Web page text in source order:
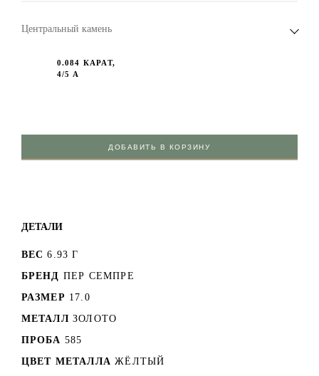
Центральный камень
0.084 КАРАТ,
4/5 А
ДОБАВИТЬ В КОРЗИНУ
ДЕТАЛИ
ВЕС 6.93 Г
БРЕНД ПЕР СЕМПРЕ
РАЗМЕР 17.0
МЕТАЛЛ ЗОЛОТО
ПРОБА 585
ЦВЕТ МЕТАЛЛА ЖЁЛТЫЙ